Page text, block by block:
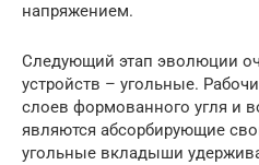
напряжением.
Следующий этап эволюции
устройств – угольные.
слоев формованного угля и
являются абсорбирующие
угольные вкладыши